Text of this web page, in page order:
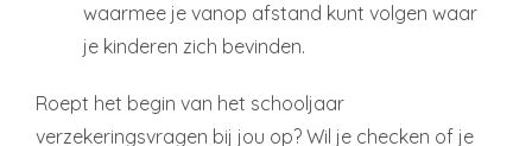
waarmee je vanop afstand kunt volgen waar
je kinderen zich bevinden.
Roept het begin van het schooljaar
verzekeringsvragen bij jou op? Wil je checken of je